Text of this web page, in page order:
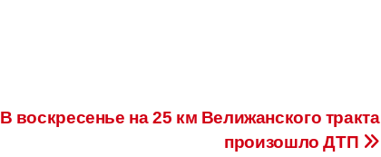
В воскресенье на 25 км Велижанского тракта
произошло ДТП